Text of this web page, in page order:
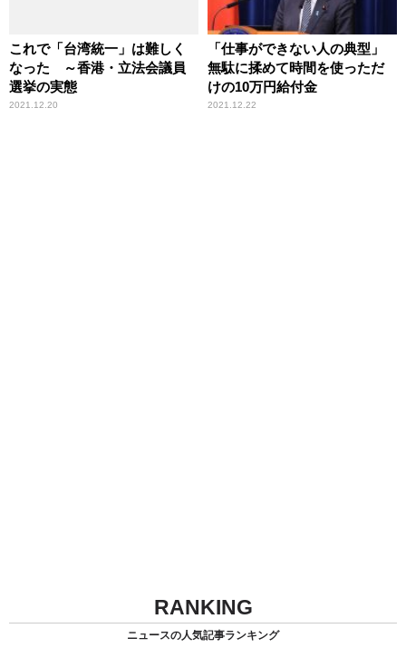
これで「台湾統一」は難しく
なった ～香港・立法会議員
選挙の実態
2021.12.20
「仕事ができない人の典型」
無駄に揉めて時間を使っただ
けの10万円給付金
2021.12.22
RANKING
ニュースの人気記事ランキング